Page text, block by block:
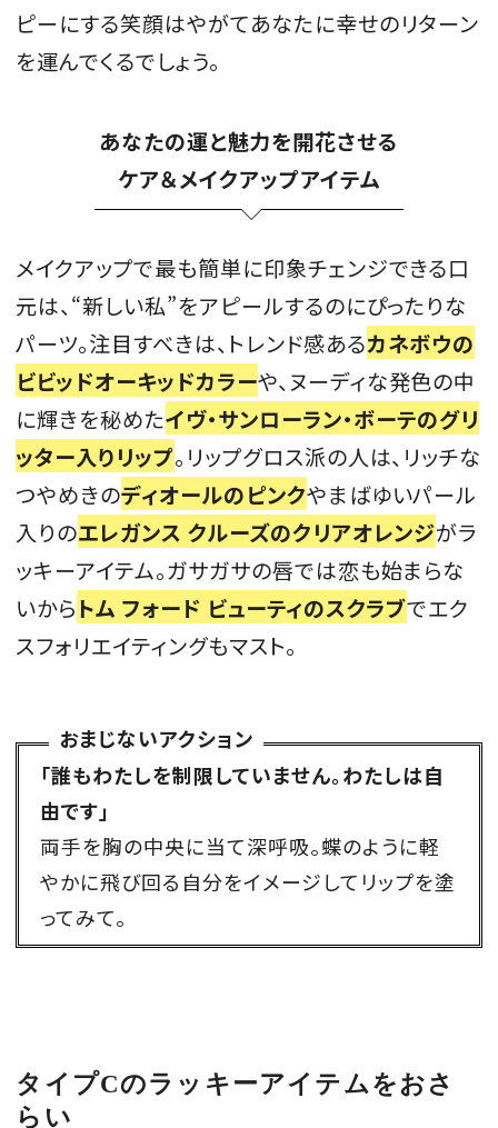
ピーにする笑顔はやがてあなたに幸せのリターン
を運んでくるでしょう。
あなたの運と魅力を開花させる
ケア＆メイクアップアイテム
メイクアップで最も簡単に印象チェンジできる口
元は、“新しい私”をアピールするのにぴったりな
パーツ。注目すべきは、トレンド感あるカネボウの
ビビッドオーキッドカラーや、ヌーディな発色の中
に輝きを秘めたイヴ・サンローラン・ボーテのグリ
ッター入りリップ。リップグロス派の人は、リッチな
つやめきのディオールのピンクやまばゆいパール
入りのエレガンス クルーズのクリアオレンジがラ
ッキーアイテム。ガサガサの唇では恋も始まらな
いからトム フォード ビューティのスクラブでエク
スフォリエイティングもマスト。
おまじないアクション
「誰もわたしを制限していません。わたしは自
由です」
両手を胸の中央に当て深呼吸。蝶のように軽
やかに飛び回る自分をイメージしてリップを塗
ってみて。
タイプCのラッキーアイテムをおさ
らい